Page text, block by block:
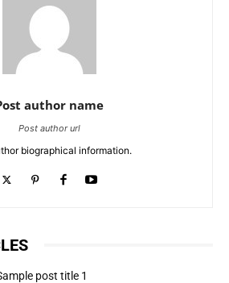
author name
Post author url
biographical information.
post title 1